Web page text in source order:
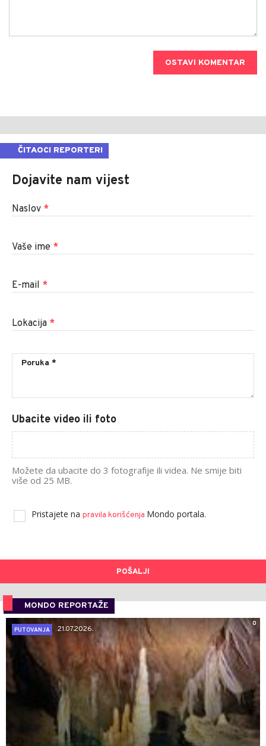
OSTAVI KOMENTAR
ČITAOCI REPORTERI
Dojavite nam vijest
Naslov *
Vaše ime *
E-mail *
Lokacija *
Ubacite video ili foto
Možete da ubacite do 3 fotografije ili videa. Ne smije biti
više od 25 MB.
Pristajete na pravila korišćenja Mondo portala.
POŠALJI
MONDO REPORTAŽE
0
PUTOVANJA
21.07.2026.